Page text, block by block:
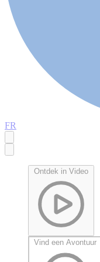
FR
Ontdek in Video
Vind een Avontuur